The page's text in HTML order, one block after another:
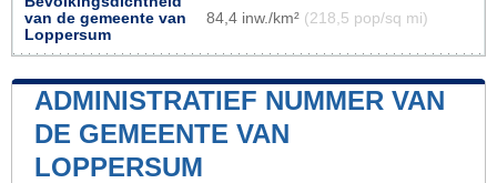
van de gemeente van
Loppersum
84,4 inw./km² (218,5 pop/sq mi)
ADMINISTRATIEF NUMMER VAN
DE GEMEENTE VAN
LOPPERSUM